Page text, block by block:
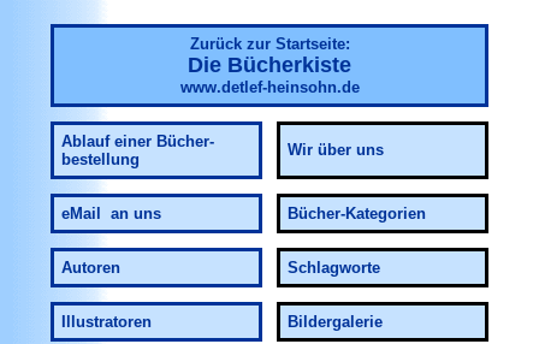
Zurück zur Startseite:
Die Bücherkiste
www.detlef-heinsohn.de
Ablauf einer Bücher-
bestellung
Wir über uns
eMail an uns Bücher-Kategorien
Autoren Schlagworte
Illustratoren Bildergalerie